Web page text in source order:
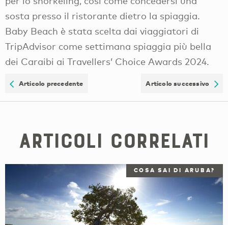
sosta presso il ristorante dietro la spiaggia.
Baby Beach è stata scelta dai viaggiatori di
TripAdvisor come settimana spiaggia più bella
dei Caraibi ai Travellers’ Choice Awards 2024.
Articolo precedente Articolo successivo
Articoli correlati
COSA SAI DI ARUBA?